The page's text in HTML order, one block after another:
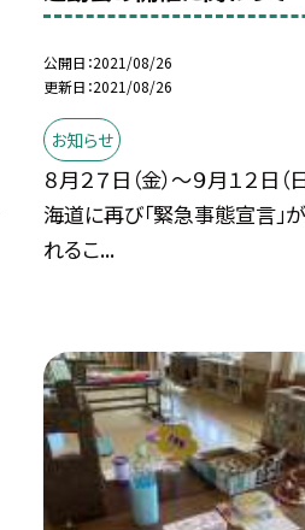
公開日 2021/08/26
更新日 2021/08/26
お知らせ
８月２７日（金）〜９月１２日（
海道に再び「緊急事態宣言」
れるこ...